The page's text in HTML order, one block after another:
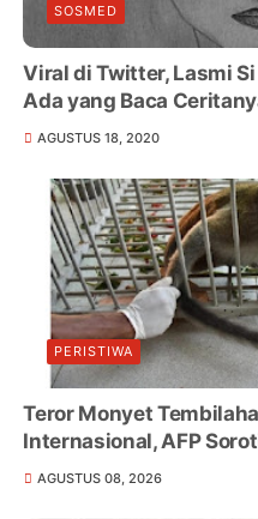
SOSMED
Viral di Twitter, Lasmi
Ada yang Baca
AGUSTUS 18, 2020
PERISTIWA
Teror Monyet
Internasional, AFP
AGUSTUS 08, 2026